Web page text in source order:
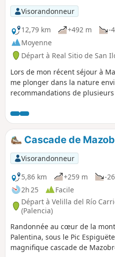
Visorandonneur
12,79 km
+492 m -
Moyenne
Départ à Real Sitio de San
Lors de mon récent séjour à
me plonger dans la nature
recommandations de
secteur des Siete Picos, un
amoureux de la montagne à
parcours m'a mené au col de
Col Ventoso et la route de la
le sentier des Cospes et le
Cascade de
Visorandonneur
5,86 km
+259 m
-
2h 25
Facile
Départ à Velilla del Río
(Palencia)
Randonnée au cœur de la
Palentina, sous le Pic
magnifique cascade de